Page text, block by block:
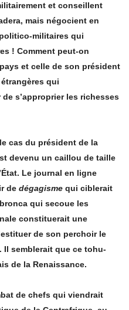
et conseillent
mais négocient en
militaires qui
! Comment peut-on
et celle de son président
qui
s’approprier les richesses
du président de la
devenu un caillou de taille
Le journal en ligne
de dégagisme qui ciblerait
qui secoue les
constituerait une
de son perchoir le
Il semblerait que ce tohu-
de la Renaissance.
de chefs qui viendrait